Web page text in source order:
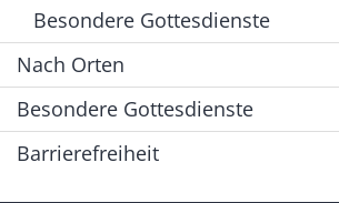
Besondere Gottesdienste
Nach Orten
Besondere Gottesdienste
Barrierefreiheit